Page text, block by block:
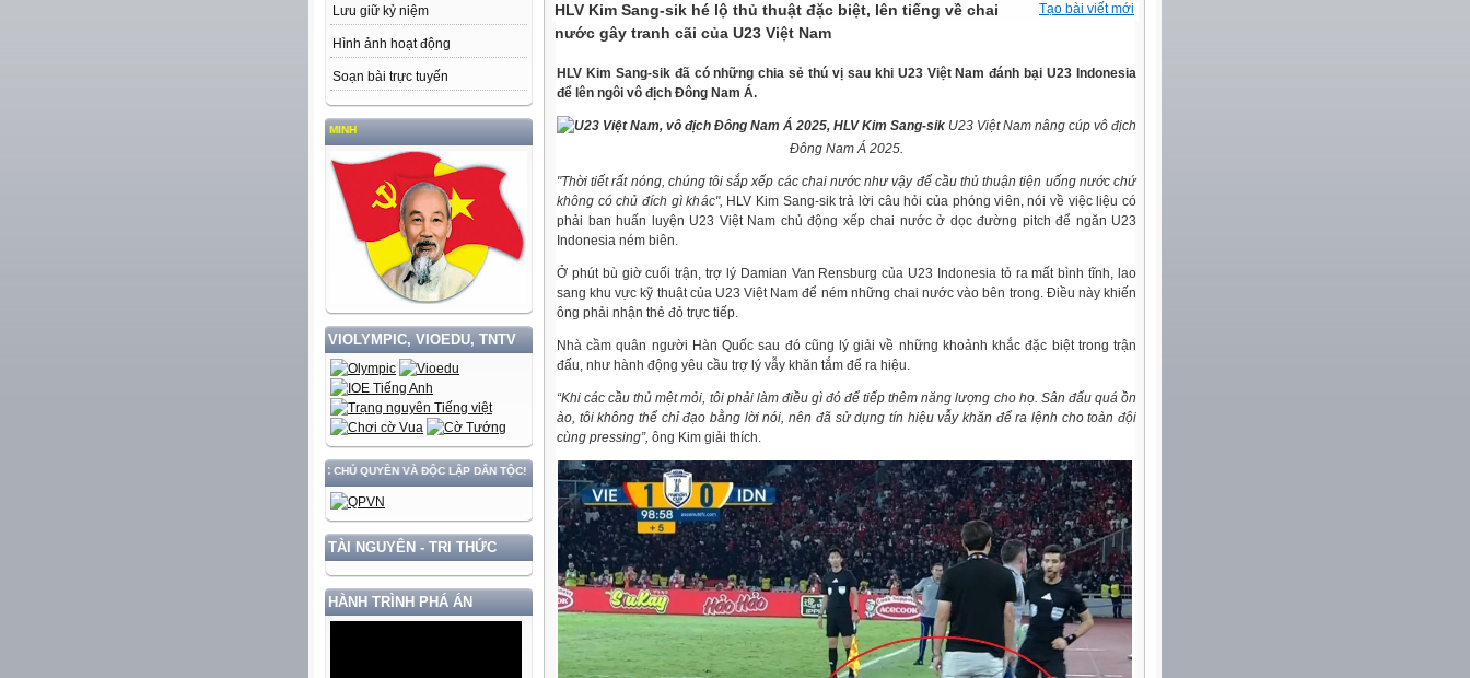
Lưu giữ kỷ niệm
Hình ảnh hoạt động
Soạn bài trực tuyến
HỌC TẬP VÀ LÀM THEO TƯ TƯỞNG, ĐẠO ĐỨC, PHONG CÁCH HỒ CHÍ MINH
VIOLYMPIC, VIOEDU, TNTV
ĐẤT NƯỚC GẮN VỚI BẢO VỆ VỮNG CHẮC CHỦ QUYỀN VÀ ĐỘC LẬP DÂN TỘC!
TÀI NGUYÊN - TRI THỨC
HÀNH TRÌNH PHÁ ÁN
Tạo bài viết mới
HLV Kim Sang-sik hé lộ thủ thuật đặc biệt, lên tiếng về chai
nước gây tranh cãi của U23 Việt Nam
HLV Kim Sang-sik đã có những chia sẻ thú vị sau khi U23 Việt Nam đánh bại U23 Indonesia
để lên ngôi vô địch Đông Nam Á.
U23 Việt Nam nâng cúp vô địch
Đông Nam Á 2025.
"Thời tiết rất nóng, chúng tôi sắp xếp các chai nước như vậy để cầu thủ thuận tiện uống nước chứ
không có chủ đích gì khác", HLV Kim Sang-sik trả lời câu hỏi của phóng viên, nói về việc liệu có
phải ban huấn luyện U23 Việt Nam chủ động xếp chai nước ở dọc đường pitch để ngăn U23
Indonesia ném biên.
Ở phút bù giờ cuối trận, trợ lý Damian Van Rensburg của U23 Indonesia tỏ ra mất bình tĩnh, lao
sang khu vực kỹ thuật của U23 Việt Nam để ném những chai nước vào bên trong. Điều này khiến
ông phải nhận thẻ đỏ trực tiếp.
Nhà cầm quân người Hàn Quốc sau đó cũng lý giải về những khoảnh khắc đặc biệt trong trận
đấu, như hành động yêu cầu trợ lý vẫy khăn tắm để ra hiệu.
“Khi các cầu thủ mệt mỏi, tôi phải làm điều gì đó để tiếp thêm năng lượng cho họ. Sân đấu quá ồn
ào, tôi không thể chỉ đạo bằng lời nói, nên đã sử dụng tín hiệu vẫy khăn để ra lệnh cho toàn đội
cùng pressing”, ông Kim giải thích.